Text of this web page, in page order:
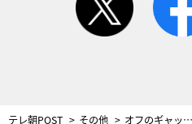
テレ朝POST その他 オフのギャップが素敵すぎ！まゆゆのドラマ劇中“デキる＆モテる女”コーデ